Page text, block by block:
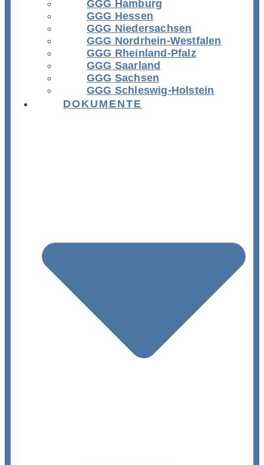
GGG Hamburg
GGG Hessen
GGG Niedersachsen
GGG Nordrhein-Westfalen
GGG Rheinland-Pfalz
GGG Saarland
GGG Sachsen
GGG Schleswig-Holstein
DOKUMENTE